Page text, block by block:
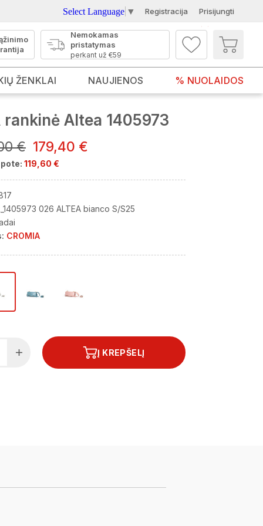
Select Language ▼ Registracija Prisijungti
Nemokamas
pristatymas
perkant už €59
ŽENKLAI NAUJIENOS % NUOLAIDOS
rankinė Altea 1405973
€ 179,40 €
119,60 €
026 ALTEA bianco S/S25
CROMIA
Į KREPŠELĮ